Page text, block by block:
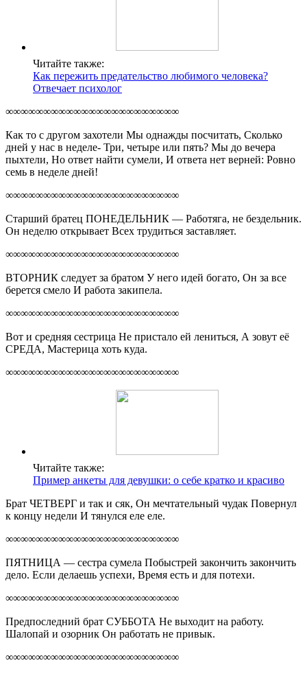
Читайте также:
Как пережить предательство любимого человека?
Отвечает психолог
∞∞∞∞∞∞∞∞∞∞∞∞∞∞∞∞∞∞∞∞∞∞∞
Как то с другом захотели Мы однажды посчитать, Сколько
дней у нас в неделе- Три, четыре или пять? Мы до вечера
пыхтели, Но ответ найти сумели, И ответа нет верней: Ровно
семь в неделе дней!
∞∞∞∞∞∞∞∞∞∞∞∞∞∞∞∞∞∞∞∞∞∞∞
Старший братец ПОНЕДЕЛЬНИК — Работяга, не бездельник.
Он неделю открывает Всех трудиться заставляет.
∞∞∞∞∞∞∞∞∞∞∞∞∞∞∞∞∞∞∞∞∞∞∞
ВТОРНИК следует за братом У него идей богато, Он за все
берется смело И работа закипела.
∞∞∞∞∞∞∞∞∞∞∞∞∞∞∞∞∞∞∞∞∞∞∞
Вот и средняя сестрица Не пристало ей лениться, А зовут её
СРЕДА, Мастерица хоть куда.
∞∞∞∞∞∞∞∞∞∞∞∞∞∞∞∞∞∞∞∞∞∞∞
Читайте также:
Пример анкеты для девушки: о себе кратко и красиво
Брат ЧЕТВЕРГ и так и сяк, Он мечтательный чудак Повернул
к концу недели И тянулся еле еле.
∞∞∞∞∞∞∞∞∞∞∞∞∞∞∞∞∞∞∞∞∞∞∞
ПЯТНИЦА — сестра сумела Побыстрей закончить закончить
дело. Если делаешь успехи, Время есть и для потехи.
∞∞∞∞∞∞∞∞∞∞∞∞∞∞∞∞∞∞∞∞∞∞∞
Предпоследний брат СУББОТА Не выходит на работу.
Шалопай и озорник Он работать не привык.
∞∞∞∞∞∞∞∞∞∞∞∞∞∞∞∞∞∞∞∞∞∞∞